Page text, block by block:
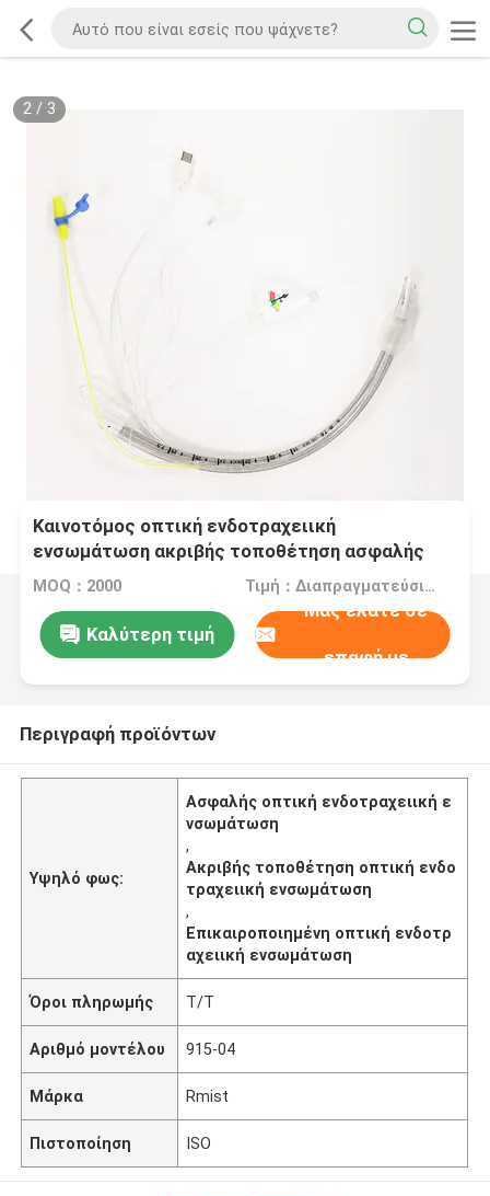
2/ 3
Καινοτόμος οπτική ενδοτραχειική
ενσωμάτωση ακριβής τοποθέτηση ασφαλής
χωρίς ανησυχίες
MOQ：2000 Τιμή：Διαπραγματεύσιμα
Καλύτερη τιμή
Μας ελάτε σε
επαφή με
Περιγραφή προϊόντων
Υψηλό φως:
Ασφαλής οπτική ενδοτραχειική ε
νσωμάτωση
,
Ακριβής τοποθέτηση οπτική ενδο
τραχειική ενσωμάτωση
,
Επικαιροποιημένη οπτική ενδοτρ
αχειική ενσωμάτωση
Όροι πληρωμής Τ/Τ
Αριθμό μοντέλου 915-04
Μάρκα Rmist
Πιστοποίηση ISO